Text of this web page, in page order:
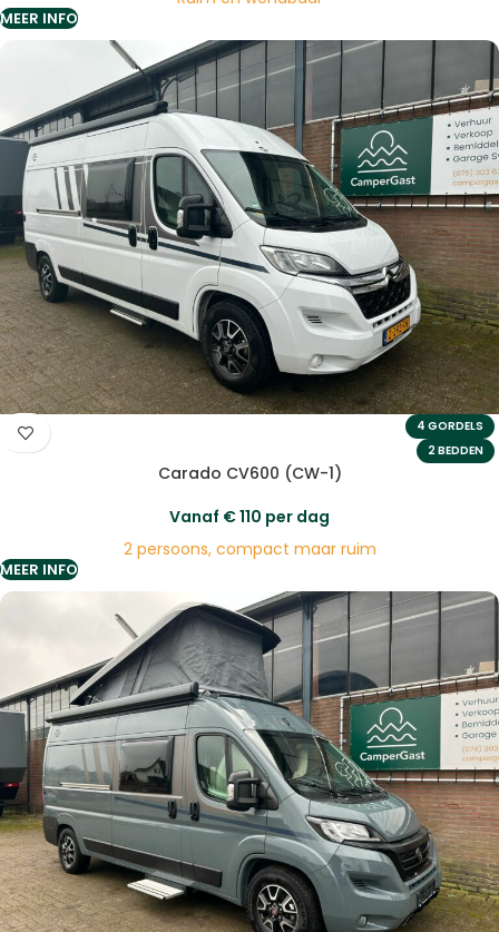
MEER INFO
4 GORDELS
2 BEDDEN
Carado CV600 (CW-1)
Vanaf €110 per dag
2 persoons, compact maar ruim
MEER INFO